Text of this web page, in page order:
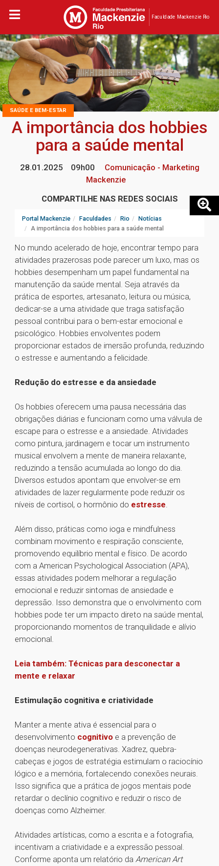
Faculdade Mackenzie Rio
SAÚDE E BEM-ESTAR
A importância dos hobbies
para a saúde mental
28.01.2025 09h00
Comunicação - Marketing
Mackenzie
COMPARTILHE NAS REDES SOCIAIS
Portal Mackenzie Faculdades Rio
Notícias
A importância dos hobbies para a saúde mental
No mundo acelerado de hoje, encontrar tempo para
atividades prazerosas pode parecer um luxo, mas os
hobbies desempenham um papel fundamental na
manutenção da saúde mental. Seja através da
prática de esportes, artesanato, leitura ou música,
dedicar-se a uma atividade que traga satisfação
pessoal contribui para o bem-estar emocional e
psicológico. Hobbies envolventes podem
proporcionar estados de imersão profunda, reduzindo
o estresse e aumentando a felicidade.
Redução do estresse e da ansiedade
Os hobbies oferecem uma pausa necessária das
obrigações diárias e funcionam como uma válvula de
escape para o estresse e a ansiedade. Atividades
como pintura, jardinagem e tocar um instrumento
musical envolvem a mente de maneira relaxante,
reduzindo a tensão acumulada ao longo do dia.
Diversos estudos apontam que envolver-se em
atividades de lazer regularmente pode reduzir os
níveis de cortisol, o hormônio do estresse.
Além disso, práticas como ioga e mindfulness
combinam movimento e respiração consciente,
promovendo equilíbrio mental e físico. De acordo
com a American Psychological Association (APA),
essas atividades podem melhorar a regulação
emocional e reduzir sintomas de ansiedade e
depressão. Isso demonstra que o envolvimento com
hobbies pode ter um impacto direto na saúde mental,
proporcionando momentos de tranquilidade e alívio
emocional.
Leia também: Técnicas para desconectar a
mente e relaxar
Estimulação cognitiva e criatividade
Manter a mente ativa é essencial para o
desenvolvimento cognitivo e a prevenção de
doenças neurodegenerativas. Xadrez, quebra-
cabeças e jogos de estratégia estimulam o raciocínio
lógico e a memória, fortalecendo conexões neurais.
Isso significa que a prática de jogos mentais pode
retardar o declínio cognitivo e reduzir o risco de
doenças como Alzheimer.
Atividades artísticas, como a escrita e a fotografia,
incentivam a criatividade e a expressão pessoal.
Conforme aponta um relatório da American Art